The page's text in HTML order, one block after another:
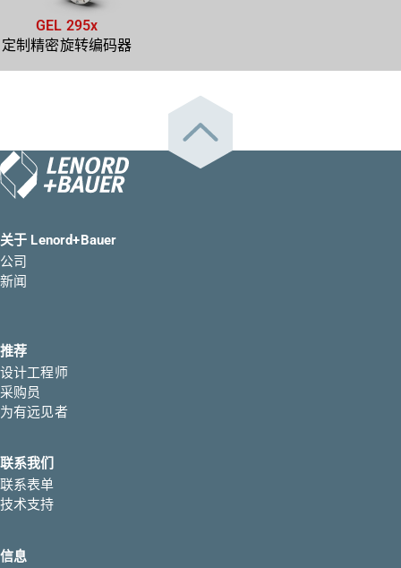
GEL 295x
定制精密旋转编码器
关于 Lenord+Bauer
公司
新闻
推荐
设计工程师
采购员
为有远见者
联系我们
联系表单
技术支持
信息